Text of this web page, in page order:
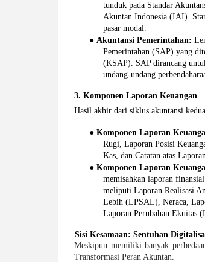
tunduk pada Standar
Akuntan Indonesia (IAI).
pasar modal.
● Akuntansi Pemerintahan:
Pemerintahan (SAP) yang
(KSAP). SAP dirancang
undang-undang
3. Komponen Laporan Keuangan
Hasil akhir dari siklus akuntansi
● Komponen Laporan
Rugi, Laporan Posisi
Kas, dan Catatan atas
● Komponen Laporan
memisahkan laporan
meliputi Laporan Realisasi
Lebih (LPSAL), Neraca,
Laporan Perubahan Ekuitas
Sisi Kesamaan: Sentuhan
Meskipun memiliki banyak
Transformasi Peran Akuntan.